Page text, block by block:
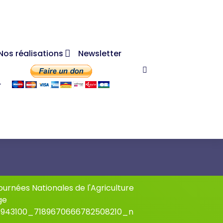
réalisations Newsletter
Nationales de l'Agriculture